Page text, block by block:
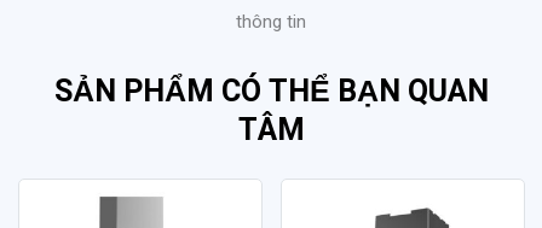
thông tin
SẢN PHẨM CÓ THỂ BẠN QUAN
TÂM